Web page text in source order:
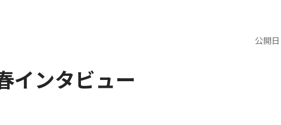
公開
インタビュー